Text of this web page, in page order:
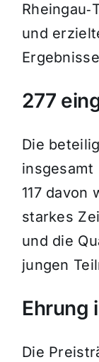
und
277
Die
insgesamt
117 davon
starkes
und die
jungen
Ehrung
Die